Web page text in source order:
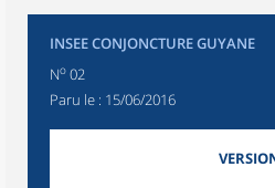
INSEE CONJONCTURE GUYANE
No 02
Paru le : 15/06/2016